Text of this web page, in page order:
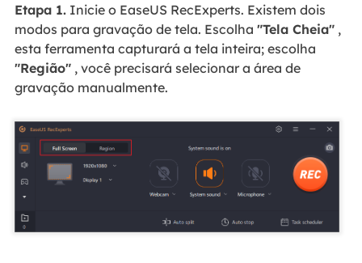
Etapa 1.Inicie o EaseUS RecExperts. Existem dois
modos para gravação de tela. Escolha "Tela Cheia",
esta ferramenta capturará a tela inteira; escolha
"Região", você precisará selecionar a área de
gravação manualmente.